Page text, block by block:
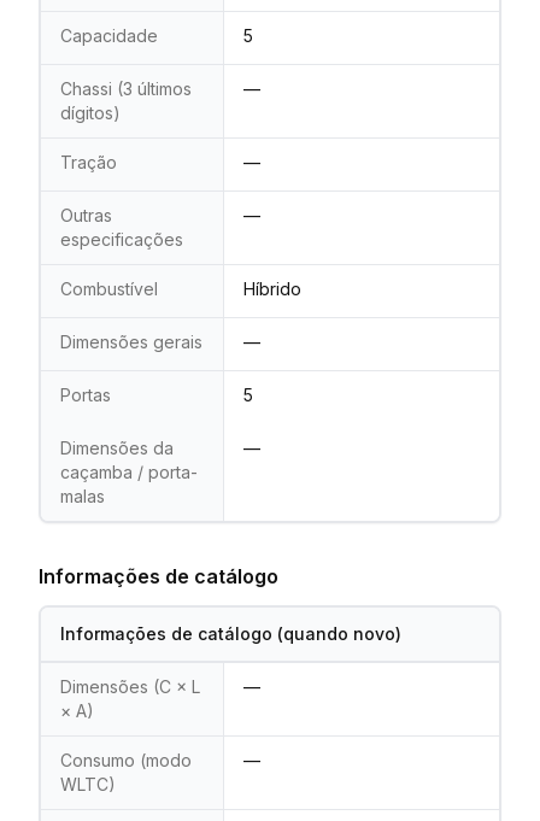
Capacidade 5
Chassi (3 últimos
dígitos)
—
Tração —
Outras
especificações
—
Combustível Híbrido
Dimensões gerais —
Portas 5
Dimensões da
caçamba / porta-
malas
—
Informações de catálogo
Informações de catálogo (quando novo)
Dimensões (C × L
× A)
—
Consumo (modo
WLTC)
—